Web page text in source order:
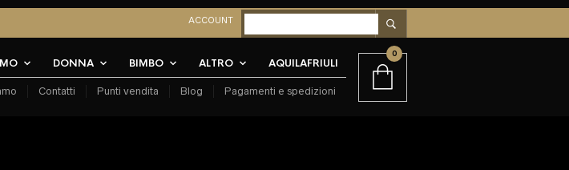
ACCOUNT
DONNA BIMBO ALTRO AQUILAFRIULI
Contatti Punti vendita Blog Pagamenti e spedizioni
0